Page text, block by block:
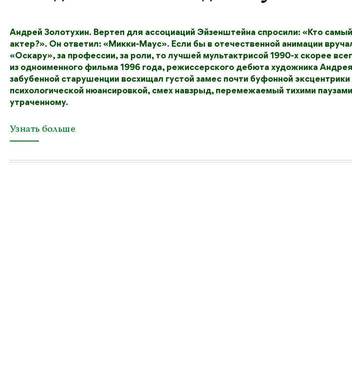
Андрей Золотухин. Вертеп для ассоциаций Эйзенштейна спросили: «Кто
актер?». Он ответил: «Микки-Маус». Если бы в отечественной анимации
«Оскару», за профессии, за роли, то лучшей мультактрисой 1990-х скорее
из одноименного фильма 1996 года, режиссерского дебюта художника
забубенной старушенции восхищал густой замес почти буфонной
психологической нюансировкой, смех навзрыд, перемежаемый тихими паузами
утраченному.
Узнать больше